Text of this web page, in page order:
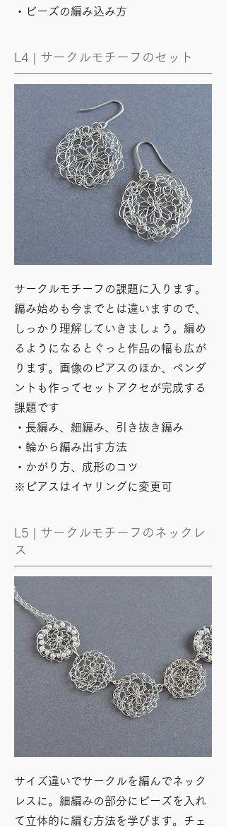
​・ビーズの編み込み方​
L4 | サークルモチーフのセット
サークルモチーフの課題に入ります。
編み始めも今までとは違いますので、
しっかり理解していきましょう。編め
るようになるとぐっと作品の幅も広が
ります。画像のピアスのほか、ペンダ
ントも作ってセットアクセが完成する
課題です
・長編み、細編み、引き抜き編み
・輪から編み出す方法
・かがり方、​成形のコツ
※ピアスはイヤリングに変更可
L5 | サークルモチーフのネックレ
ス
​サイズ違いでサークルを編んでネック
レスに。細編みの部分にビーズを入れ
て立体的に編む方法を学びます。チェ